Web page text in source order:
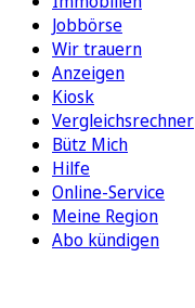
Jobbörse
Wir trauern
Anzeigen
Kiosk
Vergleichsrechner
Bütz Mich
Hilfe
Online-Service
Meine Region
Abo kündigen